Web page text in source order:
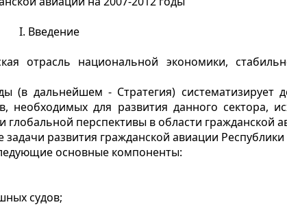
I. Введение
отрасль национальной экономики,
(в дальнейшем - Стратегия) систематизирует
для развития данного сектора,
глобальной перспективы в области гражданской
развития гражданской авиации
основные компоненты:
судов;